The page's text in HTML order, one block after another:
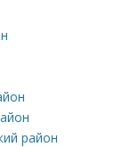
район